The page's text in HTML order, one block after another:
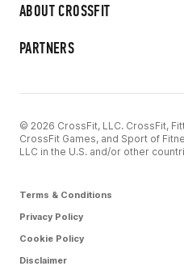
ABOUT CROSSFIT
PARTNERS
© 2026 CrossFit, LLC. CrossFit,
CrossFit Games, and Sport of
LLC in the U.S. and/or other
Terms & Conditions
Privacy Policy
Cookie Policy
Disclaimer